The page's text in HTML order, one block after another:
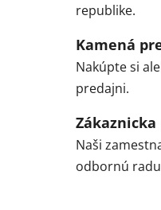
republike.
Kamená
Nakúpte si
predajni.
Zákaznicka
Naši
odbornú